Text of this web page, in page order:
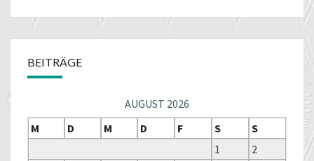
BEITRÄGE
AUGUST 2026
M
D M D F S
S
1
2